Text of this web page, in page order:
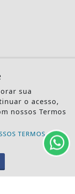
sua
o acesso,
nossos Termos
TERMOS